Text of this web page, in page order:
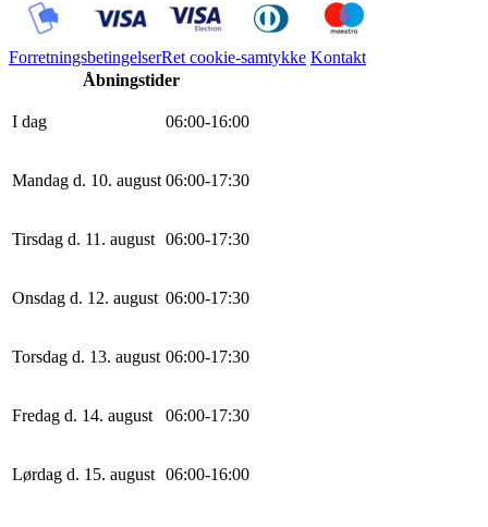
ForretningsbetingelserRet cookie-samtykke Kontakt
Åbningstider
I dag 06:00-16:00
Mandag d. 10. august 06:00-17:30
Tirsdag d. 11. august 06:00-17:30
Onsdag d. 12. august 06:00-17:30
Torsdag d. 13. august 06:00-17:30
Fredag d. 14. august 06:00-17:30
Lørdag d. 15. august 06:00-16:00